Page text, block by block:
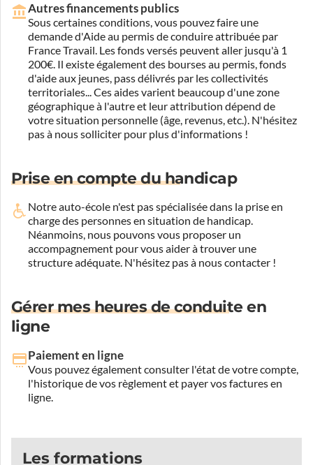
Autres financements publics
Sous certaines conditions, vous pouvez faire une
demande d'Aide au permis de conduire attribuée par
France Travail. Les fonds versés peuvent aller jusqu'à 1
200€. Il existe également des bourses au permis, fonds
d'aide aux jeunes, pass délivrés par les collectivités
territoriales... Ces aides varient beaucoup d'une zone
géographique à l'autre et leur attribution dépend de
votre situation personnelle (âge, revenus, etc.). N'hésitez
pas à nous solliciter pour plus d'informations !
Prise en compte du handicap
Notre auto-école n'est pas spécialisée dans la prise en
charge des personnes en situation de handicap.
Néanmoins, nous pouvons vous proposer un
accompagnement pour vous aider à trouver une
structure adéquate. N'hésitez pas à nous contacter !
Gérer mes heures de conduite en
ligne
Paiement en ligne
Vous pouvez également consulter l'état de votre compte,
l'historique de vos règlement et payer vos factures en
ligne.
Les formations